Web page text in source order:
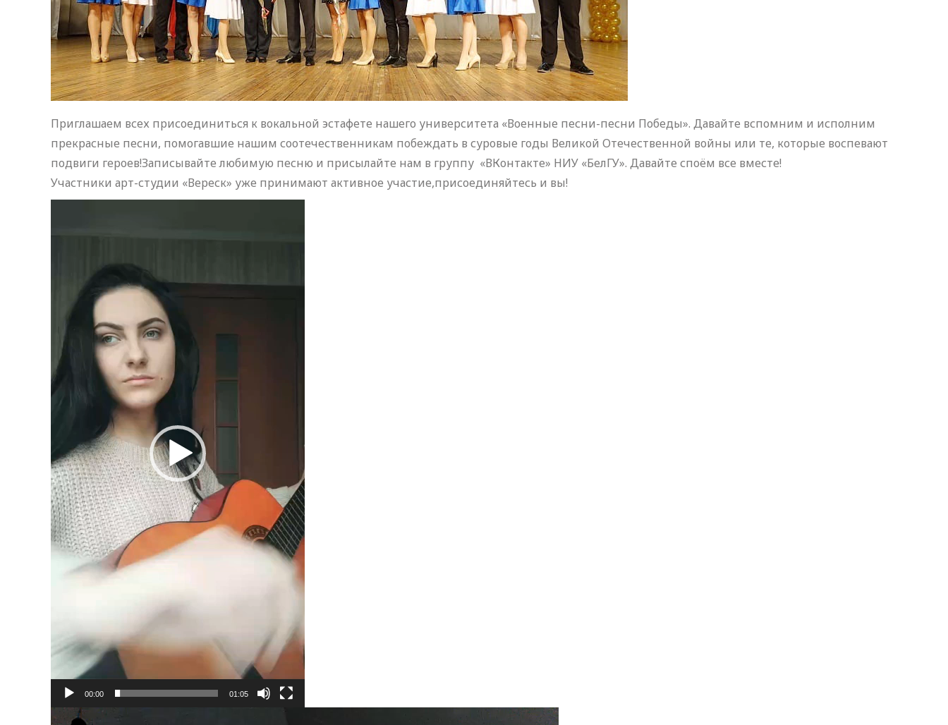
Приглашаем всех присоединиться к вокальной эстафете нашего университета «Военные песни-песни Победы». Давайте вспомним и исполним
прекрасные песни, помогавшие нашим соотечественникам побеждать в суровые годы Великой Отечественной войны или те, которые воспевают
подвиги героев!Записывайте любимую песню и присылайте нам в группу «ВКонтакте» НИУ «БелГУ». Давайте споём все вместе!
Участники арт-студии «Вереск» уже принимают активное участие,присоединяйтесь и вы!
00:00 01:05
Видеоплеер